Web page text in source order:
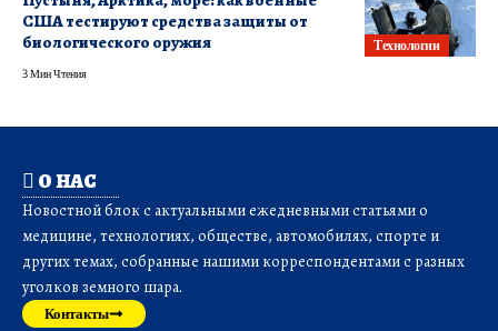
Технологии
США тестируют средства защиты от
биологического оружия
3 Мин Чтения
О НАС
Новостной блок с актуальными ежедневными статьями о
медицине, технологиях, обществе, автомобилях, спорте и
других темах, собранные нашими корреспондентами с разных
уголков земного шара.
Контакты